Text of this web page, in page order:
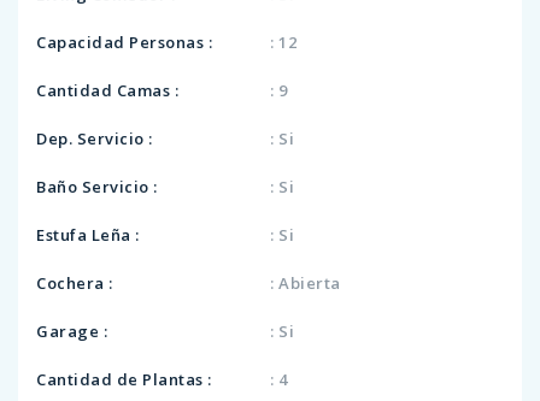
Capacidad Personas : : 12
Cantidad Camas : : 9
Dep. Servicio : : Si
Baño Servicio : : Si
Estufa Leña : : Si
Cochera : : Abierta
Garage : : Si
Cantidad de Plantas : : 4